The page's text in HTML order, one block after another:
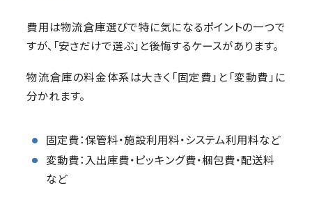
費用は物流倉庫選びで特に気になるポイントの一つで
すが、「安さだけで選ぶ」と後悔するケースがあります。
物流倉庫の料金体系は大きく「固定費」と「変動費」に
分かれます。
固定費：保管料・施設利用料・システム利用料など
変動費：入出庫費・ピッキング費・梱包費・配送料
など